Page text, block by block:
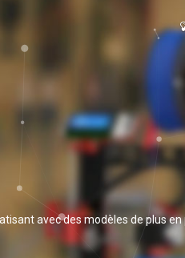
avec des modèles de plus